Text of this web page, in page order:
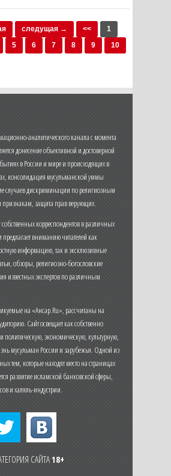
следущая → <<
1
5 6 7 8 9
10
аналитического канала с момента
донесение объективной и достоверной
в России и мире и происходящих в
консолидация мусульманской уммы
случаев дискриминации по религиозным
защита прав верующих.
корреспондентов в различных
предлагает вниманию читателей как
информацию, так и эксклюзивные
обзоры, религиозно-богословские
известных экспертов по различным
на «Ансар.Ru», рассчитаны на
Сайт освещает как собственно
политическую, экономическую, культурную,
мусульман России и зарубежья. Одной из
тем, которые находят место на страницах
развитие исламской банковской сферы,
и халяль-индустрии.
САЙТА18+